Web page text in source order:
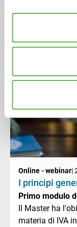
Il Master ha
materia di IVA
celere ed
Corso FISCALE E
Online - webinar|
I principi
Primo modulo
Il Master ha
materia di IVA